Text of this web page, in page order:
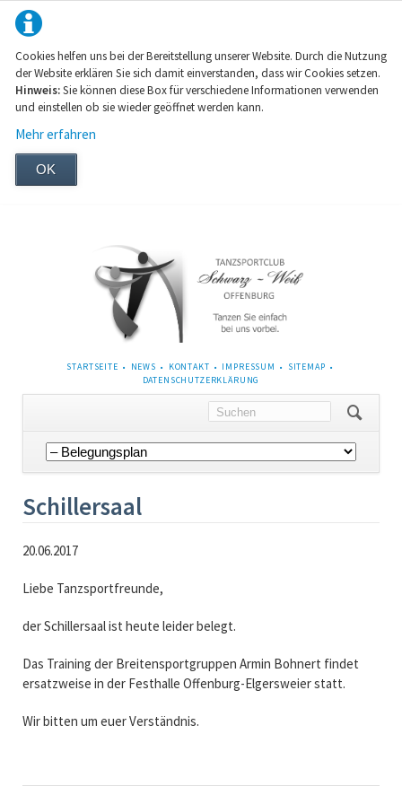
Cookies helfen uns bei der Bereitstellung unserer Website. Durch die Nutzung
der Website erklären Sie sich damit einverstanden, dass wir Cookies setzen.
Hinweis:Sie können diese Box für verschiedene Informationen verwenden
und einstellen ob sie wieder geöffnet werden kann.
Mehr erfahren
OK
NAVIGATION
STARTSEITE NEWS KONTAKT IMPRESSUM
SITEMAP
DATENSCHUTZERKLÄRUNG
Navigation
überspringen
Schillersaal
20.06.2017
Liebe Tanzsportfreunde,
der Schillersaal ist heute leider belegt.
Das Training der Breitensportgruppen Armin Bohnert findet
ersatzweise in der Festhalle Offenburg-Elgersweier statt.
Wir bitten um euer Verständnis.